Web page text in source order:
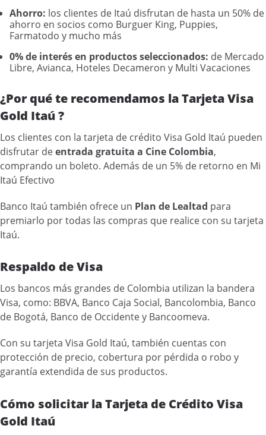
Ahorro: los clientes de Itaú disfrutan de hasta un 50% de
ahorro en socios como Burguer King, Puppies,
Farmatodo y mucho más
0% de interés en productos seleccionados: de Mercado
Libre, Avianca, Hoteles Decameron y Multi Vacaciones
¿Por qué te recomendamos la Tarjeta Visa
Gold Itaú ?
Los clientes con la tarjeta de crédito Visa Gold Itaú pueden
disfrutar deentrada gratuita a Cine Colombia,
comprando un boleto. Además de un 5% de retorno en Mi
Itaú Efectivo
Banco Itaú también ofrece un Plan de Lealtad para
premiarlo por todas las compras que realice con su tarjeta
Itaú.
Respaldo de Visa
Los bancos más grandes de Colombia utilizan la bandera
Visa, como: BBVA, Banco Caja Social, Bancolombia, Banco
de Bogotá, Banco de Occidente y Bancoomeva.
Con su tarjeta Visa Gold Itaú, también cuentas con
protección de precio, cobertura por pérdida o robo y
garantía extendida de sus productos.
Cómo solicitar la Tarjeta de Crédito Visa
Gold Itaú